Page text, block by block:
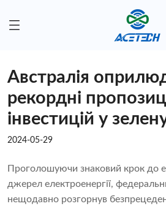
Австралія
рекордні
інвестицій у
2024-05-29
Проголошуючи знаковий крок до
джерел електроенергії,
нещодавно розгорнув